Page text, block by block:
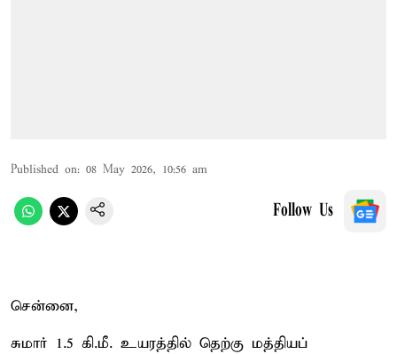
Published on: 08 May 2026, 10:56 am
Follow Us
சென்னை,
சுமார் 1.5 கி.மீ. உயரத்தில் தெற்கு மத்தியப்